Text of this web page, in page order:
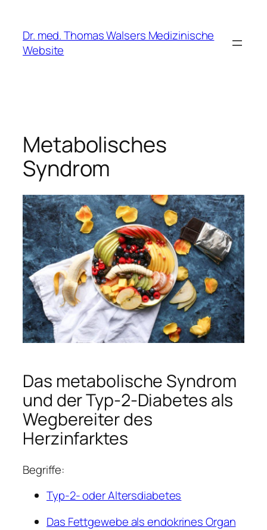
springen
Dr. med. Thomas Walsers Medizinische
Website
Metabolisches
Syndrom
Das metabolische Syndrom
und der Typ-2-Diabetes als
Wegbereiter des
Herzinfarktes
Begriffe:
Typ-2- oder Altersdiabetes
Das Fettgewebe als endokrines Organ